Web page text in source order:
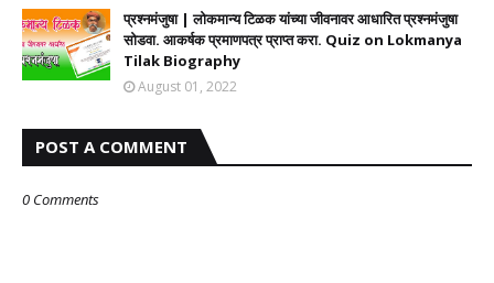
प्रश्नमंजुषा | लोकमान्य टिळक यांच्या जीवनावर आधारित प्रश्नमंजुषा
सोडवा. आकर्षक प्रमाणपत्र प्राप्त करा. Quiz on Lokmanya
Tilak Biography
August 01, 2022
POST A COMMENT
0 Comments